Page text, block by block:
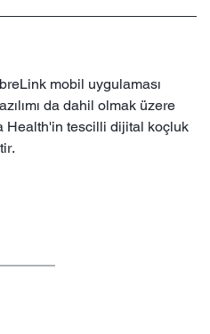
mobil uygulaması
da dahil olmak üzere
Health'in tescilli dijital koçluk